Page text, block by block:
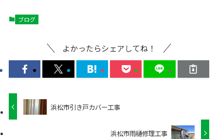
ブログ
よかったらシェアしてね！
浜松市引き戸カバー工事
浜松市雨樋修理工事